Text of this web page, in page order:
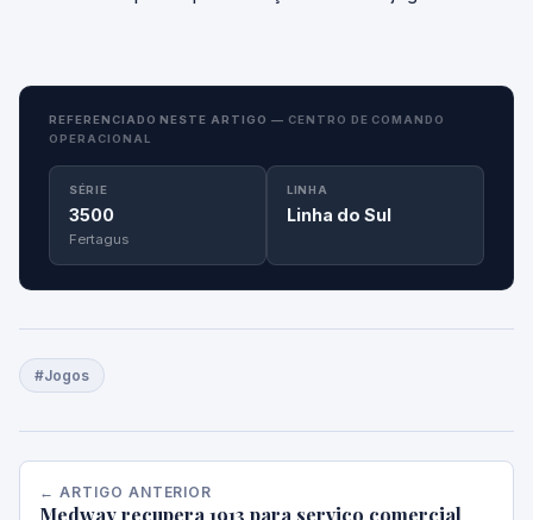
REFERENCIADO NESTE ARTIGO — CENTRO DE COMANDO
OPERACIONAL
SÉRIE
3500
Fertagus
LINHA
Linha do Sul
#Jogos
← ARTIGO ANTERIOR